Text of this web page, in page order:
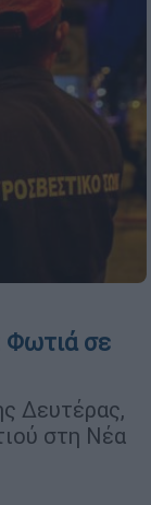
Φωτιά σε
Δευτέρας,
στη Νέα